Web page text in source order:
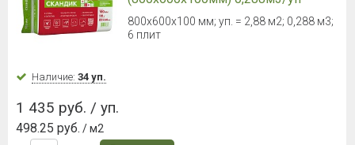
800х600х100 мм; уп. = 2,88 м2; 0,288 м3;
6 плит
Наличие: 34 уп.
1 435 руб. / уп.
498.25 руб. / м2